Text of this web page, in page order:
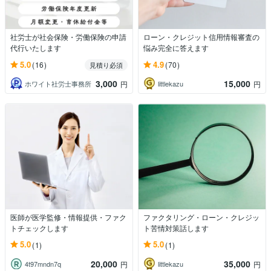
社労士が社会保険・労働保険の申請
代行いたします
5.0(16)
見積り必須
ホワイト社労士事務所 3,000 円
ローン・クレジット信用情報審査の
悩み完全に答えます
4.9(70)
littlekazu 15,000 円
医師が医学監修・情報提供・ファク
トチェックします
5.0(1)
4t97mndn7q 20,000 円
ファクタリング・ローン・クレジッ
ト苦情対策話します
5.0(1)
littlekazu 35,000 円